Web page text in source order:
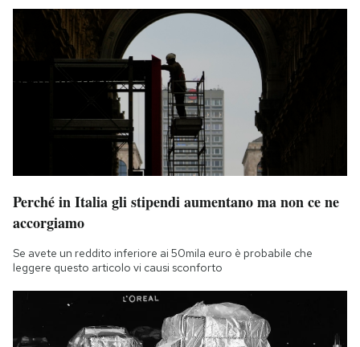
SHOP
AREA PERSONALE
Area Personale
Notifiche mobile
Regala il Post
Hai bisogno di aiuto?
Esci
Perché in Italia gli stipendi aumentano ma non ce ne
accorgiamo
Se avete un reddito inferiore ai 50mila euro è probabile che
leggere questo articolo vi causi sconforto